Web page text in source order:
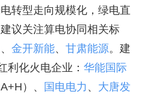
转型走向规模化，绿电直
议关注算电协同相关标
、 金开新能、 甘肃能源。建
利化火电企业： 华能国际
）、 国电电力 、 大唐发